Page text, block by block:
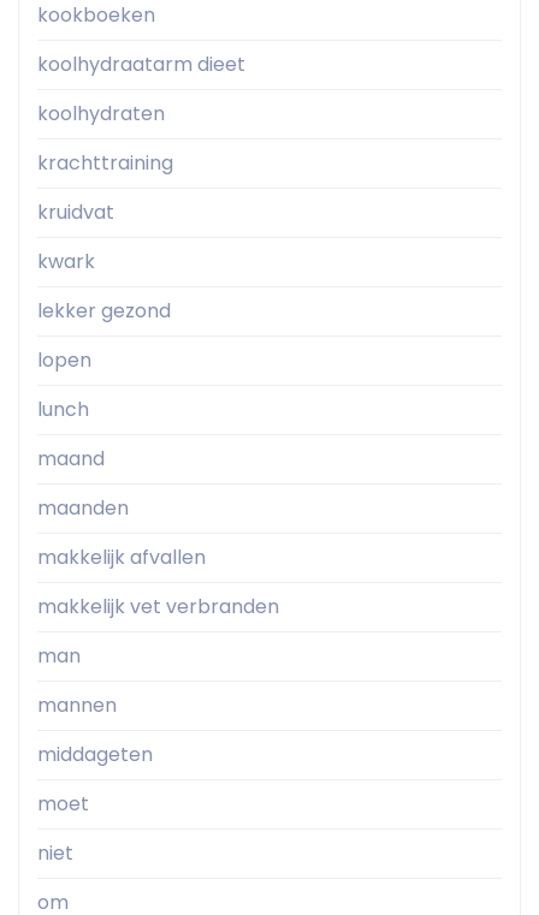
kookboeken
koolhydraatarm dieet
koolhydraten
krachttraining
kruidvat
kwark
lekker gezond
lopen
lunch
maand
maanden
makkelijk afvallen
makkelijk vet verbranden
man
mannen
middageten
moet
niet
om